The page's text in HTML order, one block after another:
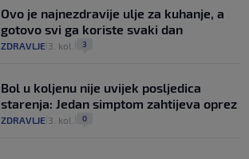
Ovo je najnezdravije ulje za kuhanje, a
gotovo svi ga koriste svaki dan
ZDRAVLJE 3. kol. 3
Bol u koljenu nije uvijek posljedica
starenja: Jedan simptom zahtijeva oprez
ZDRAVLJE 3. kol. 0